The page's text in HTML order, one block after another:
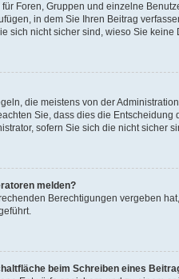
Foren, Gruppen und einzelne
in dem Sie Ihren Beitrag
sich nicht sicher sind, wieso Sie
die meistens von der
Sie, dass dies die
sofern Sie sich die nicht sicher
melden?
Berechtigungen vergeben
beim Schreiben eines